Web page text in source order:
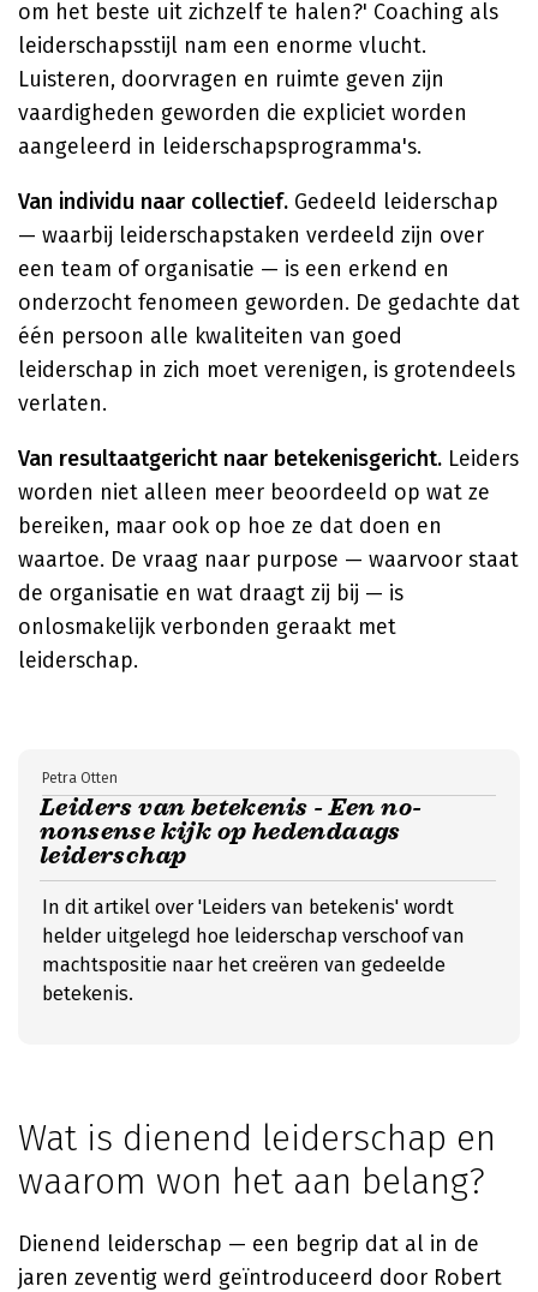
om het beste uit zichzelf te halen?' Coaching als
leiderschapsstijl nam een enorme vlucht.
Luisteren, doorvragen en ruimte geven zijn
vaardigheden geworden die expliciet worden
aangeleerd in leiderschapsprogramma's.
Van individu naar collectief. Gedeeld leiderschap
— waarbij leiderschapstaken verdeeld zijn over
een team of organisatie — is een erkend en
onderzocht fenomeen geworden. De gedachte dat
één persoon alle kwaliteiten van goed
leiderschap in zich moet verenigen, is grotendeels
verlaten.
Van resultaatgericht naar betekenisgericht. Leiders
worden niet alleen meer beoordeeld op wat ze
bereiken, maar ook op hoe ze dat doen en
waartoe. De vraag naar purpose — waarvoor staat
de organisatie en wat draagt zij bij — is
onlosmakelijk verbonden geraakt met
leiderschap.
Leiders van betekenis - Een no-
nonsense kijk op hedendaags
leiderschap
Petra Otten
In dit artikel over 'Leiders van betekenis' wordt
helder uitgelegd hoe leiderschap verschoof van
machtspositie naar het creëren van gedeelde
betekenis.
Wat is dienend leiderschap en
waarom won het aan belang?
Dienend leiderschap — een begrip dat al in de
jaren zeventig werd geïntroduceerd door Robert